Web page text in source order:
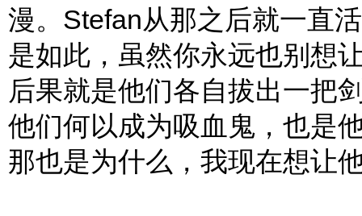
漫。Stefan从那之后就一直
是如此，虽然你永远也别想
后果就是他们各自拔出一把
他们何以成为吸血鬼，也是
那也是为什么，我现在想让